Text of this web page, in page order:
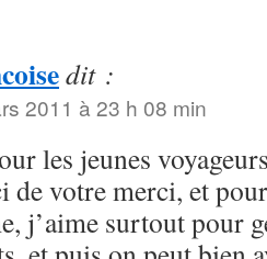
dit :
2011 à 23 h 08 min
les jeunes
de votre merci, et
j’aime surtout pour